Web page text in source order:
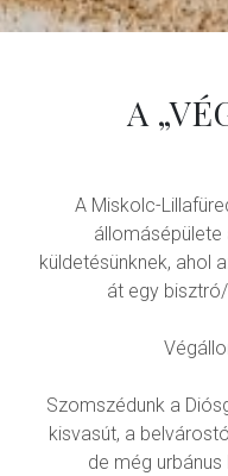
A
A Miskolc-
küldetésünknek, ahol
át egy
Szomszédunk a
kisvasút, a
de még